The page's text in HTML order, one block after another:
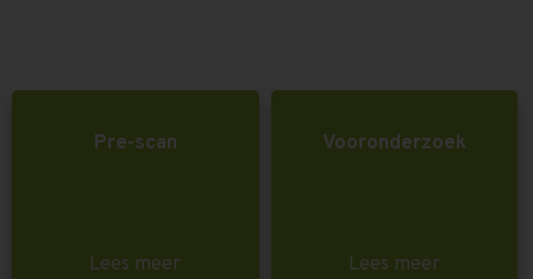
Pre-scan
Lees meer
Vooronderzoek
Lees meer